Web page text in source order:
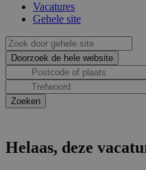
Vacatures
Gehele site
Helaas, deze